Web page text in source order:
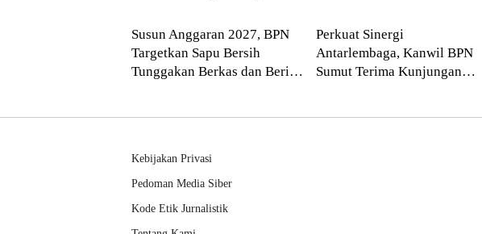
Layanan Pertanahan
Susun Anggaran 2027, BPN
Targetkan Sapu Bersih
Tunggakan Berkas dan Beri
Perkuat Sinergi
Antarlembaga, Kanwil BPN
Sumut Terima Kunjungan
Kebijakan Privasi
Pedoman Media Siber
Kode Etik Jurnalistik